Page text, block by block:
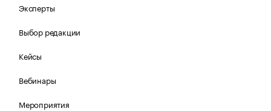
Эксперты
Выбор редакции
Кейсы
Вебинары
Мероприятия